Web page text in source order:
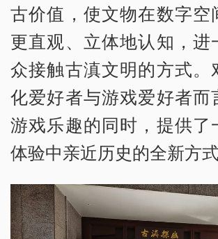
古价值，使文物在数字空
更直观、立体地认知，进
众接触古滇文明的方式。
化爱好者与游戏爱好者而
游戏乐趣的同时，提供了
体验中亲近历史的全新方式